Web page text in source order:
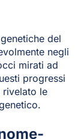
del
negli
mirati ad
progressi
rivelato le